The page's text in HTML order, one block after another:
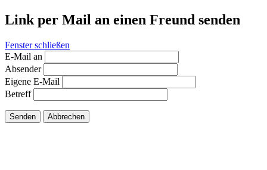
Link per Mail an einen Freund senden
Fenster schließen
E-Mail an
Absender
Eigene E-Mail
Betreff
Senden Abbrechen